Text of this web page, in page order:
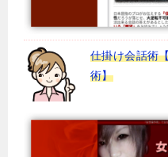
仕掛け会話術
術】